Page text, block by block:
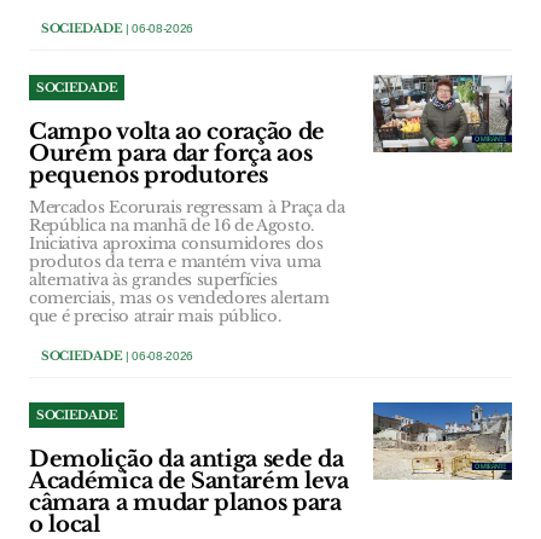
SOCIEDADE| 06-08-2026
SOCIEDADE
Campo volta ao coração de
Ourém para dar força aos
pequenos produtores
Mercados Ecorurais regressam à Praça da
República na manhã de 16 de Agosto.
Iniciativa aproxima consumidores dos
produtos da terra e mantém viva uma
alternativa às grandes superfícies
comerciais, mas os vendedores alertam
que é preciso atrair mais público.
SOCIEDADE| 06-08-2026
SOCIEDADE
Demolição da antiga sede da
Académica de Santarém leva
câmara a mudar planos para
o local